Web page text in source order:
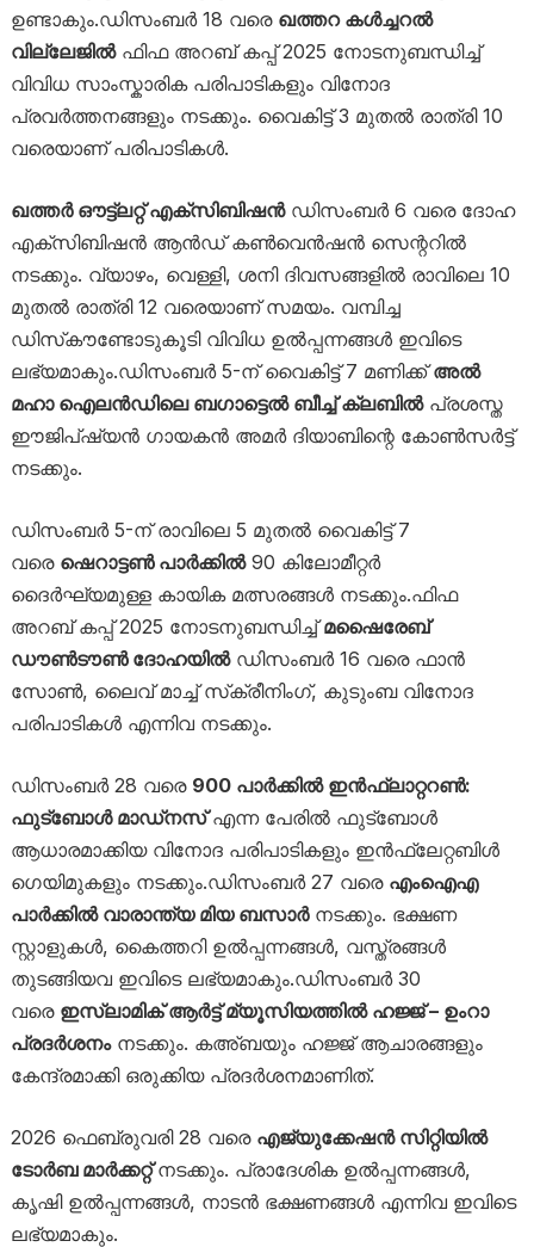
ഉണ്ടാകും.ഡിസംബർ 18 വരെ ഖത്തറ കൾച്ചറൽ
വില്ലേജിൽഫിഫ അറബ് കപ്പ് 2025 നോടനുബന്ധിച്ച്
വിവിധ സാംസ്കാരിക പരിപാടികളും വിനോദ
പ്രവർത്തനങ്ങളും നടക്കും. വൈകിട്ട് 3 മുതൽ രാത്രി 10
വരെയാണ് പരിപാടികൾ.
ഖത്തർ ഔട്ട്‌ലറ്റ് എക്സിബിഷൻഡിസംബർ 6 വരെ ദോഹ
എക്സിബിഷൻ ആൻഡ് കൺവെൻഷൻ സെന്ററിൽ
നടക്കും. വ്യാഴം, വെള്ളി, ശനി ദിവസങ്ങളിൽ രാവിലെ 10
മുതൽ രാത്രി 12 വരെയാണ് സമയം. വമ്പിച്ച
ഡിസ്‌കൗണ്ടോടുകൂടി വിവിധ ഉൽപ്പന്നങ്ങൾ ഇവിടെ
ലഭ്യമാകും.ഡിസംബർ 5-ന് വൈകിട്ട് 7 മണിക്ക്അൽ
മഹാ ഐലൻഡിലെ ബഗാട്ടെൽ ബീച്ച് ക്ലബിൽപ്രശസ്ത
ഈജിപ്ഷ്യൻ ഗായകൻ അമർ ദിയാബിന്റെ കോൺസർട്ട്
നടക്കും.
ഡിസംബർ 5-ന് രാവിലെ 5 മുതൽ വൈകിട്ട് 7
വരെ ഷെറാട്ടൺ പാർക്കിൽ90 കിലോമീറ്റർ
ദൈർഘ്യമുള്ള കായിക മത്സരങ്ങൾ നടക്കും.ഫിഫ
അറബ് കപ്പ് 2025 നോടനുബന്ധിച്ച്മഷൈരേബ്
ഡൗൺടൗൺ ദോഹയിൽഡിസംബർ 16 വരെ ഫാൻ
സോൺ, ലൈവ് മാച്ച് സ്‌ക്രീനിംഗ്, കുടുംബ വിനോദ
പരിപാടികൾ എന്നിവ നടക്കും.
ഡിസംബർ 28 വരെ 900 പാർക്കിൽ ഇൻഫ്ലാറ്ററൺ:
ഫുട്ബോൾ മാഡ്നസ്എന്ന പേരിൽ ഫുട്ബോൾ
ആധാരമാക്കിയ വിനോദ പരിപാടികളും ഇൻഫ്ലേറ്റബിൾ
ഗെയിമുകളും നടക്കും.ഡിസംബർ 27 വരെ എംഐഎ
പാർക്കിൽ വാരാന്ത്യ മിയ ബസാർനടക്കും. ഭക്ഷണ
സ്റ്റാളുകൾ, കൈത്തറി ഉൽപ്പന്നങ്ങൾ, വസ്ത്രങ്ങൾ
തുടങ്ങിയവ ഇവിടെ ലഭ്യമാകും.ഡിസംബർ 30
വരെ ഇസ്‌ലാമിക് ആർട്ട് മ്യൂസിയത്തിൽ ഹജ്ജ് – ഉംറാ
പ്രദർശനംനടക്കും. കഅ്ബയും ഹജ്ജ് ആചാരങ്ങളും
കേന്ദ്രമാക്കി ഒരുക്കിയ പ്രദർശനമാണിത്.
2026 ഫെബ്രുവരി 28 വരെ എജ്യുക്കേഷൻ സിറ്റിയിൽ
ടോർബ മാർക്കറ്റ്നടക്കും. പ്രാദേശിക ഉൽപ്പന്നങ്ങൾ,
കൃഷി ഉൽപ്പന്നങ്ങൾ, നാടൻ ഭക്ഷണങ്ങൾ എന്നിവ ഇവിടെ
ലഭ്യമാകും.